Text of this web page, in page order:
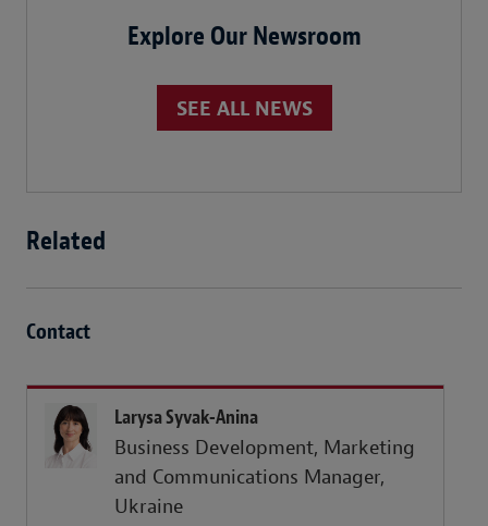
Explore Our Newsroom
SEE ALL NEWS
Related
Contact
Larysa Syvak-Anina
Business Development, Marketing
and Communications Manager,
Ukraine